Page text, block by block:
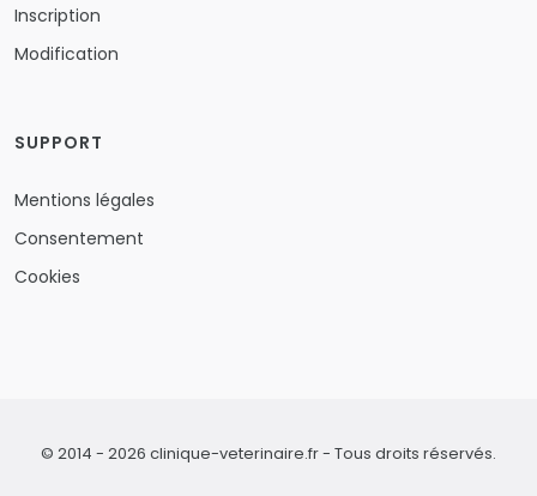
Inscription
Modification
SUPPORT
Mentions légales
Consentement
Cookies
© 2014 - 2026 clinique-veterinaire.fr - Tous droits réservés.